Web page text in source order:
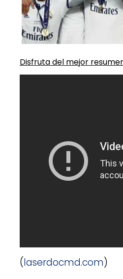
Disfruta del mejor
(laserdocmd.com)